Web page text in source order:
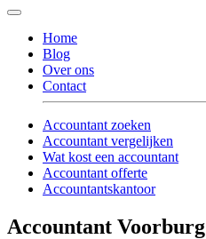
Home
Blog
Over ons
Contact
Accountant zoeken
Accountant vergelijken
Wat kost een accountant
Accountant offerte
Accountantskantoor
Accountant Voorburg